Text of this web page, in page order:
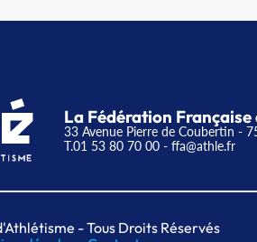
La Fédération
33 Avenue Pierre de Coubertin -
T.01 53 80 70 00 - ffa@athle.fr
- Tous Droits Réservés